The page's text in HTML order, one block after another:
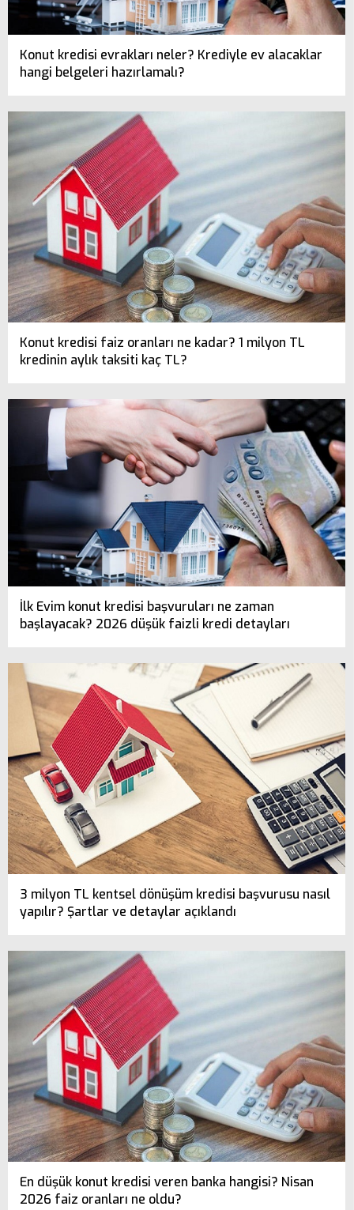
Konut kredisi evrakları neler? Krediyle ev alacaklar
hangi belgeleri hazırlamalı?
Konut kredisi faiz oranları ne kadar? 1 milyon TL
kredinin aylık taksiti kaç TL?
İlk Evim konut kredisi başvuruları ne zaman
başlayacak? 2026 düşük faizli kredi detayları
3 milyon TL kentsel dönüşüm kredisi başvurusu nasıl
yapılır? Şartlar ve detaylar açıklandı
En düşük konut kredisi veren banka hangisi? Nisan
2026 faiz oranları ne oldu?